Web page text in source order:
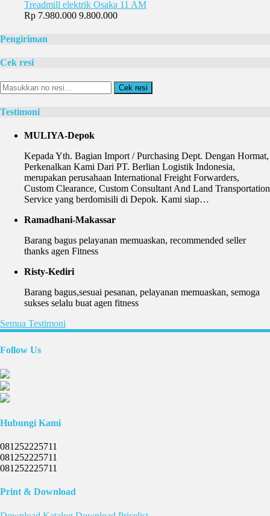
Treadmill elektrik Osaka 11 AM
Rp 7.980.000 9.800.000
Pengiriman
Cek resi
Cek resi
Testimoni
MULIYA-Depok
Kepada Yth. Bagian Import / Purchasing Dept. Dengan Hormat,
Perkenalkan Kami Dari PT. Berlian Logistik Indonesia,
merupakan perusahaan International Freight Forwarders,
Custom Clearance, Custom Consultant And Land Transportation
Service yang berdomisili di Depok. Kami siap…
Ramadhani-Makassar
Barang bagus pelayanan memuaskan, recommended seller
thanks agen Fitness
Risty-Kediri
Barang bagus,sesuai pesanan, pelayanan memuaskan, semoga
sukses selalu buat agen fitness
Semua Testimoni
Follow Us
Hubungi Kami
081252225711
081252225711
081252225711
Print & Download